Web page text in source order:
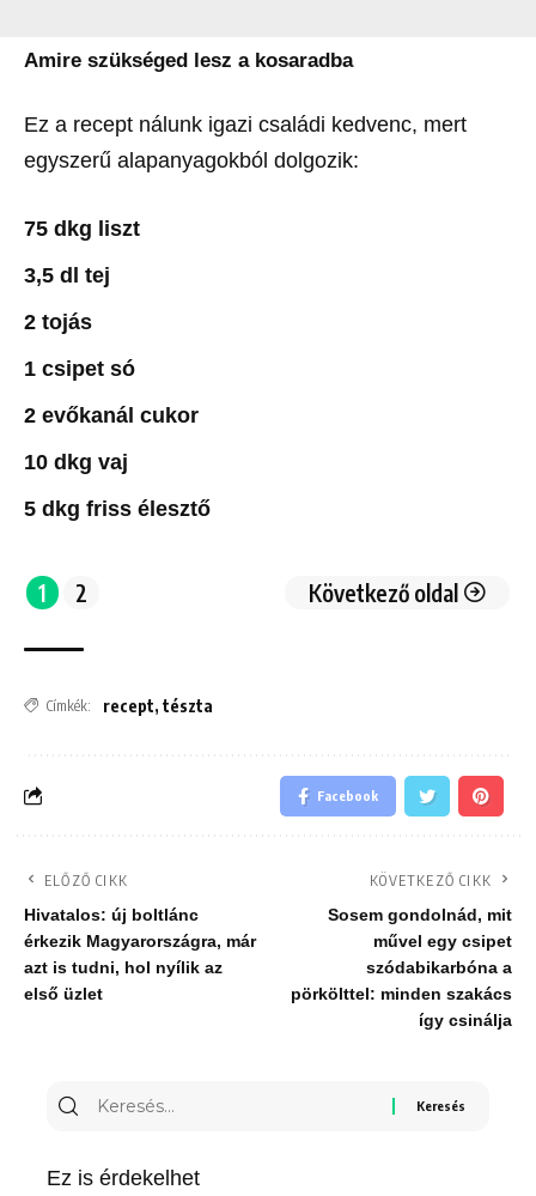
Amire szükséged lesz a kosaradba
Ez a recept nálunk igazi családi kedvenc, mert
egyszerű alapanyagokból dolgozik:
75 dkg liszt
3,5 dl tej
2 tojás
1 csipet só
2 evőkanál cukor
10 dkg vaj
5 dkg friss élesztő
1 2 Következő oldal
Címkék: recept, tészta
Facebook
ELŐZŐ CIKK
Hivatalos: új boltlánc
érkezik Magyarországra, már
azt is tudni, hol nyílik az
első üzlet
KÖVETKEZŐ CIKK
Sosem gondolnád, mit
művel egy csipet
szódabikarbóna a
pörkölttel: minden szakács
így csinálja
Keresés
Ez is érdekelhet